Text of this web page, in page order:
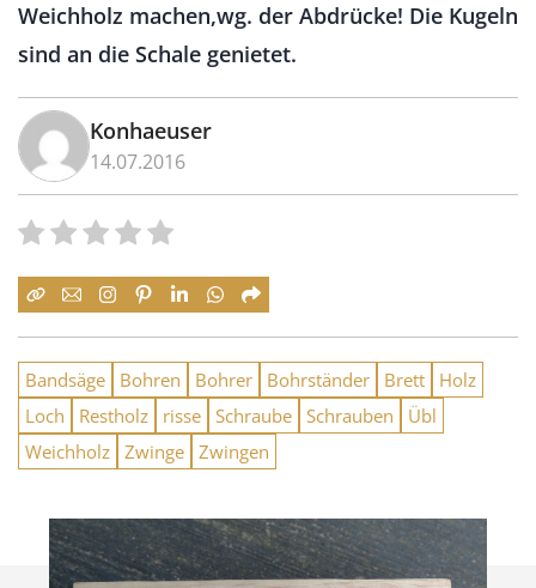
Weichholz machen,wg. der Abdrücke! Die Kugeln
sind an die Schale genietet.
Konhaeuser
14.07.2016
Bandsäge Bohren Bohrer Bohrständer Brett
Holz
Loch
Restholz risse Schraube Schrauben
Übl
Weichholz Zwinge Zwingen